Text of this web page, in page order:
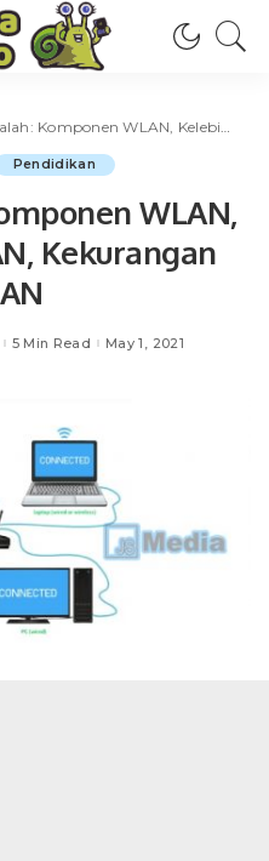
WLAN, Kelebihan WLAN, Kekurangan WLAN
Pendidikan
WLAN,
Kekurangan
5 Min Read May 1, 2021